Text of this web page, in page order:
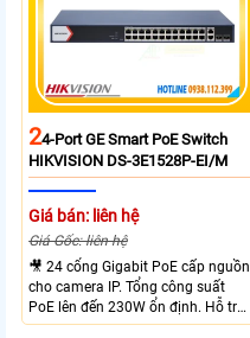
24-Port GE Smart PoE Switch
HIKVISION DS-3E1528P-EI/M
Giá bán: liên hệ
Giá Gốc: liên hệ
🎥 24 cổng Gigabit PoE cấp nguồn
cho camera IP. Tổng công suất
PoE lên đến 230W ổn định. Hỗ trợ
truyền PoE xa đến 300 mét. Băng